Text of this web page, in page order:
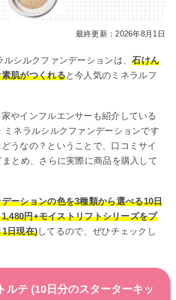
最終更新：2026年8月1日
ルシルクファンデーションは、石けん
肌がつくれると今人気のミネラルフ
やインフルエンサーも紹介している
ミネラルシルクファンデーションです
うなの？ということで、口コミサイ
まとめ、さらに実際に商品を購入して
ーションの色を3種類から選べる10日
円+モイストリフトシリーズをプ
日現在)してるので、ぜひチェックし
ルテ (10日分のスターターキッ